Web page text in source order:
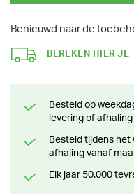
Benieuwd naar de
BEREKEN HIER JE
Besteld op weekdagen voor 13 uur? Klaar voor
levering of
Besteld tijdens het weekend? Klaar voor levering of
afhaling vanaf
Elk jaar 50.000